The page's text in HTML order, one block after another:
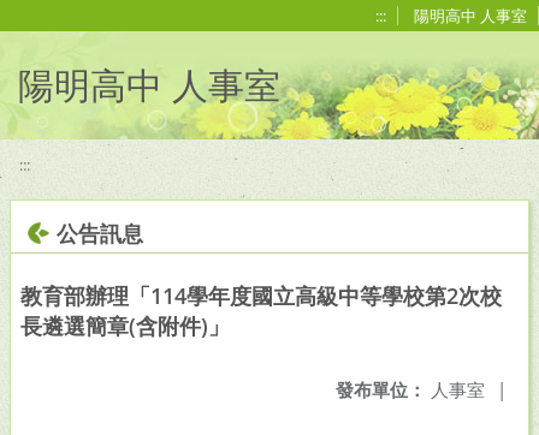
::: 陽明高中 人事室
陽明高中 人事室
:::
公告訊息
教育部辦理「114學年度國立高級中等學校第2次校
長遴選簡章(含附件)」
發布單位： 人事室 |